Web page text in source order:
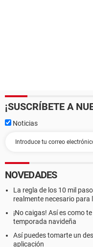
¡SUSCRÍBETE A
Noticias
NOVEDADES
La regla de los 10 mil
realmente necesario para
¡No caigas! Así es como
temporada navideña
Así puedes tomarte un
aplicación